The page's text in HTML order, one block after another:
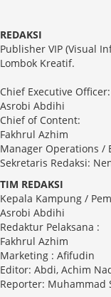
REDAKSI
Publisher VIP (Visual
Lombok Kreatif.
Chief Executive Officer:
Asrobi Abdihi
Chief of Content:
Fakhrul Azhim
Manager Operations /
Sekretaris Redaksi:
TIM REDAKSI
Kepala Kampung /
Asrobi Abdihi
Redaktur Pelaksana :
Fakhrul Azhim
Marketing : Afifudin
Editor: Abdi, Achim
Reporter: Muhammad